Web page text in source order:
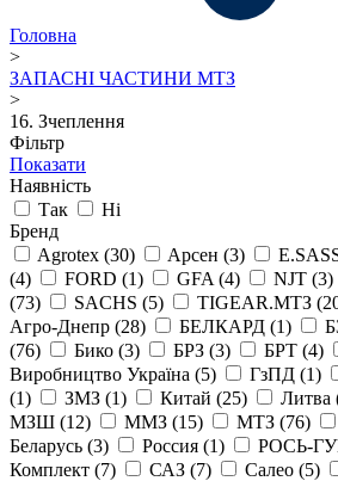
Головна
>
ЗАПАСНІ ЧАСТИНИ МТЗ
>
16. Зчеплення
Фільтр
Показати
Наявність
Так
Ні
Бренд
Agrotex (30) Aрсен (3)
(4)
FORD (1) GFA (4) NJT (3)
(73)
SACHS (5) TIGEAR.МТЗ
Агро-Днепр (28) БЕЛКАРД (1)
(76)
Бико (3) БРЗ (3) БРТ (4)
Виробництво Україна (5) ГзПД (1)
(1)
ЗМЗ (1) Китай (25) Литва
МЗШ (12) ММЗ (15) МТЗ (76)
Беларусь (3) Россия (1) РОСЬ-
Комплект (7) САЗ (7) Салео (5)